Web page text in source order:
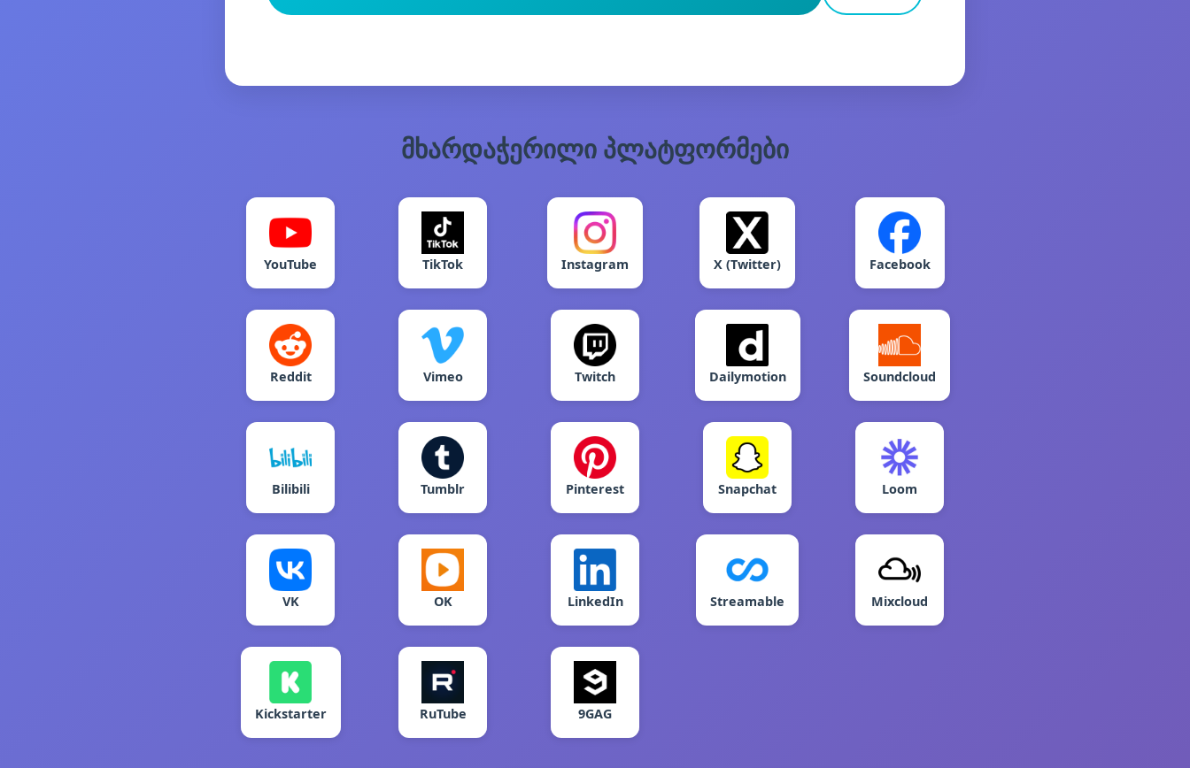
მხარდაჭერილი პლატფორმები
YouTube TikTok Instagram X (Twitter) Facebook
Reddit Vimeo Twitch Dailymotion Soundcloud
Bilibili Tumblr Pinterest Snapchat Loom
VK OK LinkedIn Streamable Mixcloud
Kickstarter RuTube 9GAG